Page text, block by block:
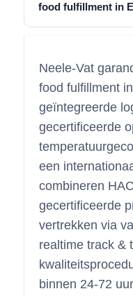
food fulfillment in
Neele-Vat
food fulfillment
geïntegreerde
gecertificeerde
een
combineren
gecertificeerde
vertrekken via
realtime track &
binnen 24-72